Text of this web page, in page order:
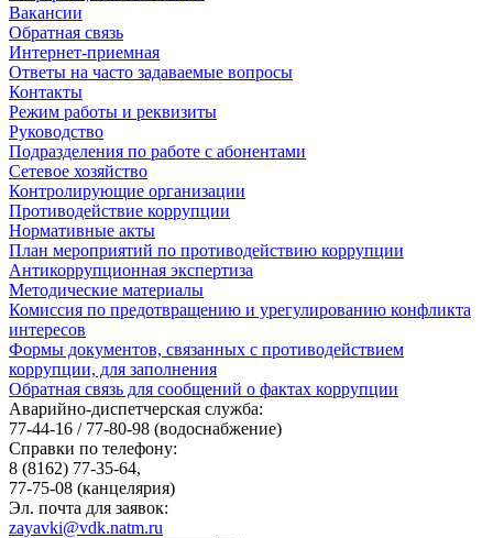
Вакансии
Обратная связь
Интернет-приемная
Ответы на часто задаваемые вопросы
Контакты
Режим работы и реквизиты
Руководство
Подразделения по работе с абонентами
Сетевое хозяйство
Контролирующие организации
Противодействие коррупции
Нормативные акты
План мероприятий по противодействию коррупции
Антикоррупционная экспертиза
Методические материалы
Комиссия по предотвращению и урегулированию конфликта
интересов
Формы документов, связанных с противодействием
коррупции, для заполнения
Обратная связь для сообщений о фактах коррупции
Аварийно-диспетчерская служба:
77-44-16 / 77-80-98 (водоснабжение)
Справки по телефону:
8 (8162) 77-35-64,
77-75-08 (канцелярия)
Эл. почта для заявок:
zayavki@vdk.natm.ru